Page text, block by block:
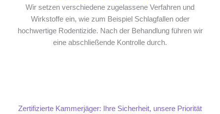
Wir setzen verschiedene zugelassene Verfahren und
Wirkstoffe ein, wie zum Beispiel Schlagfallen oder
hochwertige Rodentizide. Nach der Behandlung führen wir
eine abschließende Kontrolle durch.
Zertifizierte Kammerjäger: Ihre Sicherheit, unsere Priorität